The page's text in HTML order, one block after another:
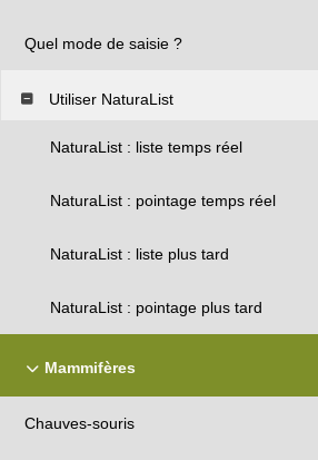
Quel mode de saisie ?
Utiliser NaturaList
NaturaList : liste temps réel
NaturaList : pointage temps réel
NaturaList : liste plus tard
NaturaList : pointage plus tard
Mammifères
Chauves-souris